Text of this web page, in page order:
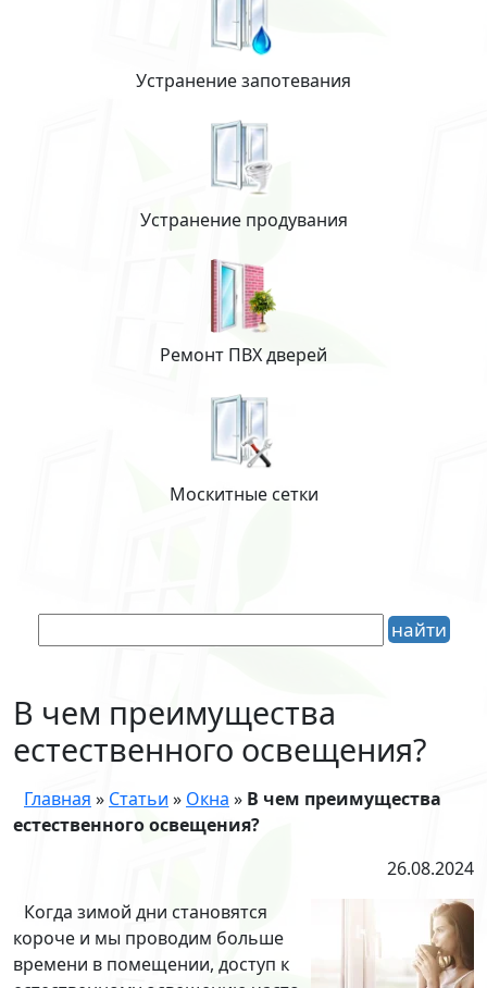
Устранение запотевания
Устранение продувания
Ремонт ПВХ дверей
Москитные сетки
В чем преимущества
естественного освещения?
Главная » Статьи » Окна » В чем преимущества
естественного освещения?
26.08.2024
Когда зимой дни становятся
короче и мы проводим больше
времени в помещении, доступ к